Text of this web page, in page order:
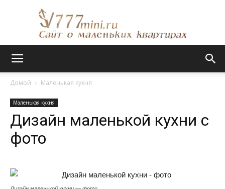
Домой Маленькая кухня
Маленькая кухня
Дизайн маленькой кухни с
фото